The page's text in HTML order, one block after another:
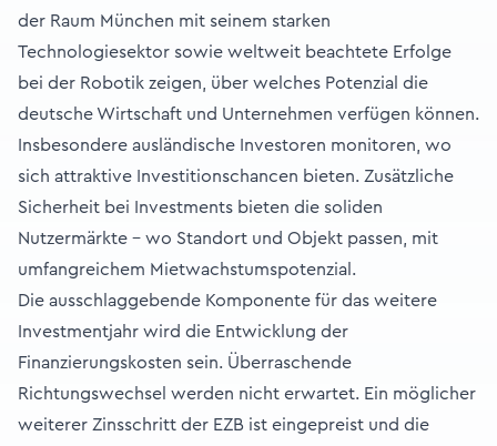
der Raum München mit seinem starken
Technologiesektor sowie weltweit beachtete Erfolge
bei der Robotik zeigen, über welches Potenzial die
deutsche Wirtschaft und Unternehmen verfügen können.
Insbesondere ausländische Investoren monitoren, wo
sich attraktive Investitionschancen bieten. Zusätzliche
Sicherheit bei Investments bieten die soliden
Nutzermärkte – wo Standort und Objekt passen, mit
umfangreichem Mietwachstumspotenzial.
Die ausschlaggebende Komponente für das weitere
Investmentjahr wird die Entwicklung der
Finanzierungskosten sein. Überraschende
Richtungswechsel werden nicht erwartet. Ein möglicher
weiterer Zinsschritt der EZB ist eingepreist und die